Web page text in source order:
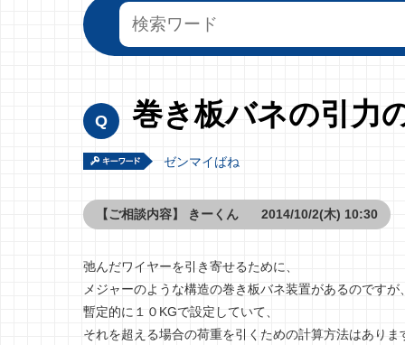
巻き板バネの引力
ゼンマイばね
【ご相談内容】 きーくん 2014/10/2(木) 10:30
弛んだワイヤーを引き寄せるために、
メジャーのような構造の巻き板バネ装置があるのですが
暫定的に１０KGで設定していて、
それを超える場合の荷重を引くための計算方法はありま